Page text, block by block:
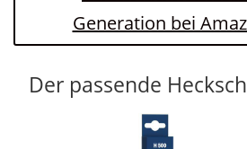
Generation bei
Der passende